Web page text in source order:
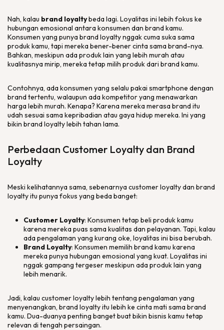
Nah, kalau brand loyaltybeda lagi. Loyalitas ini lebih fokus ke
hubungan emosional antara konsumen dan brandkamu.
Konsumen yang punyabrand loyaltynggak cuma suka sama
produk kamu, tapi mereka bener-bener cinta samabrand-nya.
Bahkan, meskipun ada produk lain yang lebih murah atau
kualitasnya mirip, mereka tetap milih produk dari brandkamu.
Contohnya, ada konsumen yang selalu pakai smartphone dengan
brandtertentu, walaupun ada kompetitor yang menawarkan
harga lebih murah. Kenapa? Karena mereka merasabranditu
udah sesuai sama kepribadian atau gaya hidup mereka. Ini yang
bikin brand loyaltylebih tahan lama.
Perbedaan Customer Loyalty dan Brand
Loyalty
Meski kelihatannya sama, sebenarnyacustomer loyaltydan brand
loyaltyitu punya fokus yang beda banget:
Customer Loyalty: Konsumen tetap beli produk kamu
karena mereka puas sama kualitas dan pelayanan. Tapi, kalau
ada pengalaman yang kurang oke, loyalitas ini bisa berubah.
Brand Loyalty: Konsumen memilih brandkamu karena
mereka punya hubungan emosional yang kuat. Loyalitas ini
nggak gampang tergeser meskipun ada produk lain yang
lebih menarik.
Jadi, kalau customer loyaltylebih tentang pengalaman yang
menyenangkan, brand loyaltyitu lebih ke cinta mati samabrand
kamu. Dua-duanya penting banget buat bikin bisnis kamu tetap
relevan di tengah persaingan.